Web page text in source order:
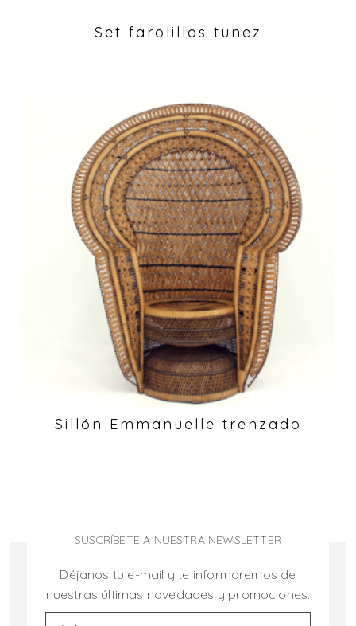
Set farolillos tunez
Sillón Emmanuelle trenzado
SUSCRÍBETE A NUESTRA NEWSLETTER
Déjanos tu e-mail y te informaremos de
nuestras últimas novedades y promociones.